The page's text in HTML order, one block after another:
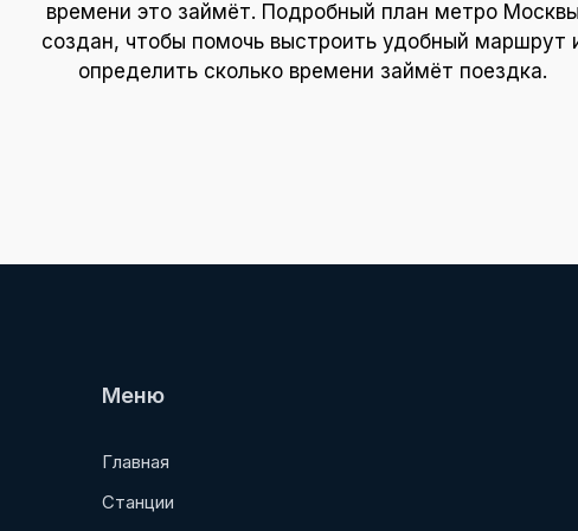
времени это займёт. Подробный план метро
создан, чтобы помочь выстроить удобный маршрут
определить сколько времени займёт поездка.
Меню
Главная
Станции